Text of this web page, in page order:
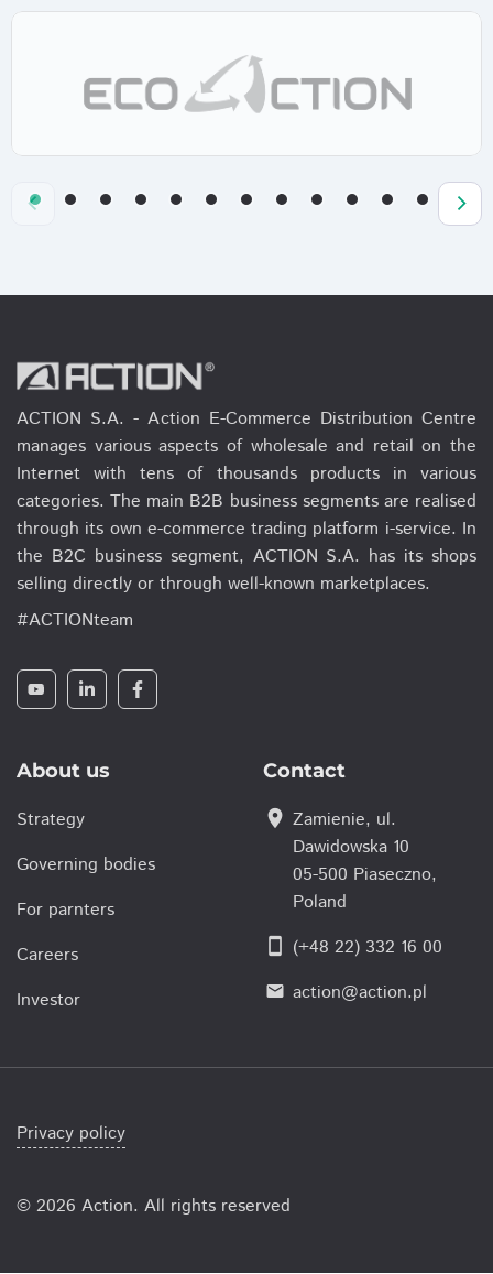
ACTION S.A. - Action E-Commerce Distribution Centre
manages various aspects of wholesale and retail on the
Internet with tens of thousands products in various
categories. The main B2B business segments are realised
through its own e-commerce trading platform i-service. In
the B2C business segment, ACTION S.A. has its shops
selling directly or through well-known marketplaces.
#ACTIONteam
About us
Strategy
Governing bodies
For parnters
Careers
Investor
Contact
location_on Zamienie, ul.
Dawidowska 10
05-500 Piaseczno,
Poland
smartphone (+48 22) 332 16 00
email action@action.pl
Privacy policy
© 2026 Action. All rights reserved